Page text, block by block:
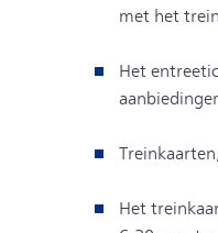
met het
Het
Het